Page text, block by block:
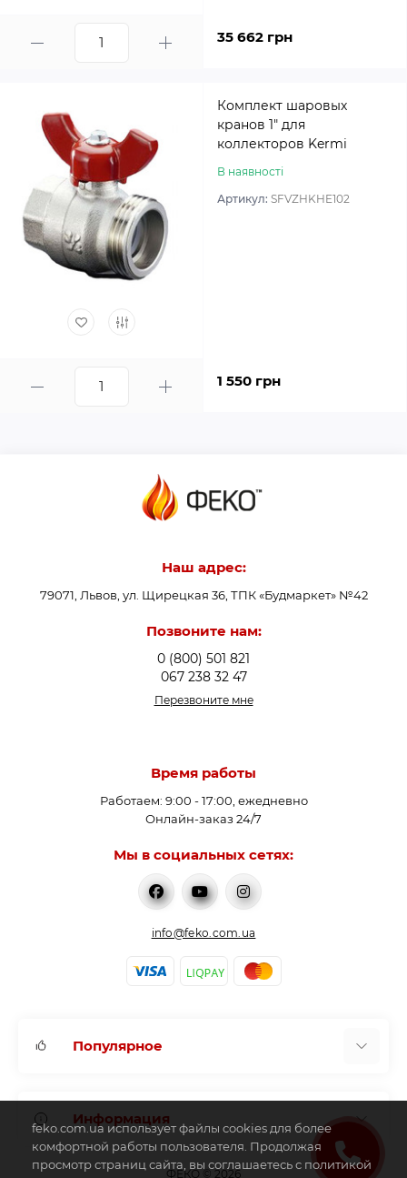
35 662 грн
Комплект шаровых
кранов 1″ для
коллекторов Kermi
В наявності
Артикул: SFVZHKHE102
1 550 грн
Наш адрес:
79071, Львов, ул. Щирецкая 36, ТПК «Будмаркет» №42
Позвоните нам:
0 (800) 501 821
067 238 32 47
Перезвоните мне
Время работы
Работаем: 9:00 - 17:00, ежедневно
Онлайн-заказ 24/7
Мы в социальных сетях:
info@feko.com.ua
Популярное
Аккумулирующие емкости
Бойлер косвенного нагрева
Запорная арматура
Информация
О нас ФЕКО © 2026
feko.com.ua использует файлы cookies для более
комфортной работы пользователя. Продолжая
просмотр страниц сайта, вы соглашаетесь с политикой